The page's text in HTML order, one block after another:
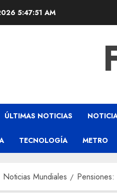
5:47:52 AM
ÚLTIMAS NOTICIAS
TECNOLOGÍA METRO
Noticias Mundiales